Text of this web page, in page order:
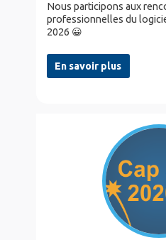
Nous participons aux
professionnelles du
2026 😀
En savoir plus